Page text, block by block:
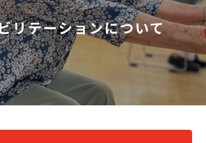
リテーションについて